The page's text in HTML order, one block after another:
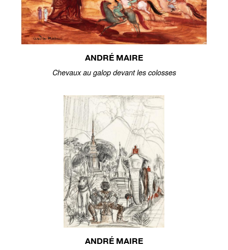
ANDRÉ MAIRE
Chevaux au galop devant les colosses
ANDRÉ MAIRE